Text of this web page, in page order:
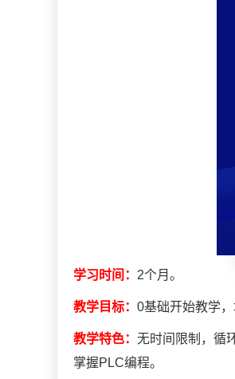
学习时间： 2个月。
教学目标： 0基础开始教学
教学特色： 无时间限制，循
掌握PLC编程。